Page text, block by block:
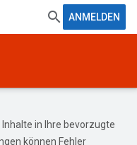
ANMELDEN
in Ihre bevorzugte
können Fehler